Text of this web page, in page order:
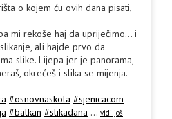
o kojem ću ovih dana pisati,
mi rekoše haj da upriječimo... i
ali hajde prvo da
slike. Lijepa jer je panorama,
okrećeš i slika se mijenja.
#osnovnaskola #sjenicacom
#balkan #slikadana ... vidi još